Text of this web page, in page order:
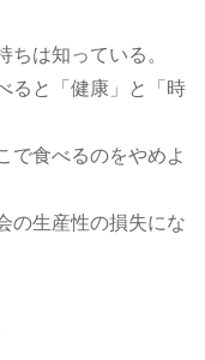
ちは知っている。
ると「健康」と「時
で食べるのをやめよ
の生産性の損失にな